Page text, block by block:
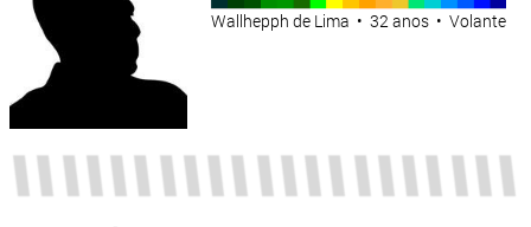
Wallhepph de Lima • 32 anos • Volante